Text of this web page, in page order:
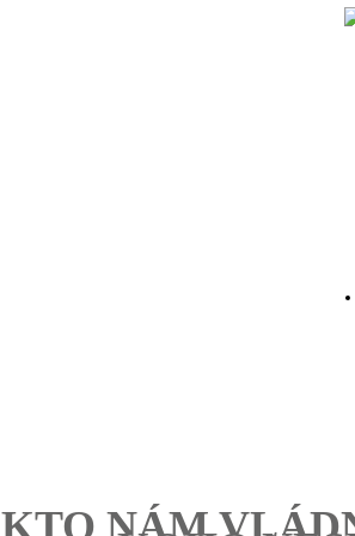
KTO NÁM